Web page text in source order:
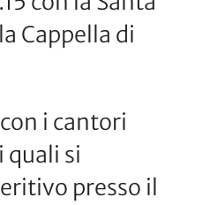
Cappella di
i cantori
quali si
presso il